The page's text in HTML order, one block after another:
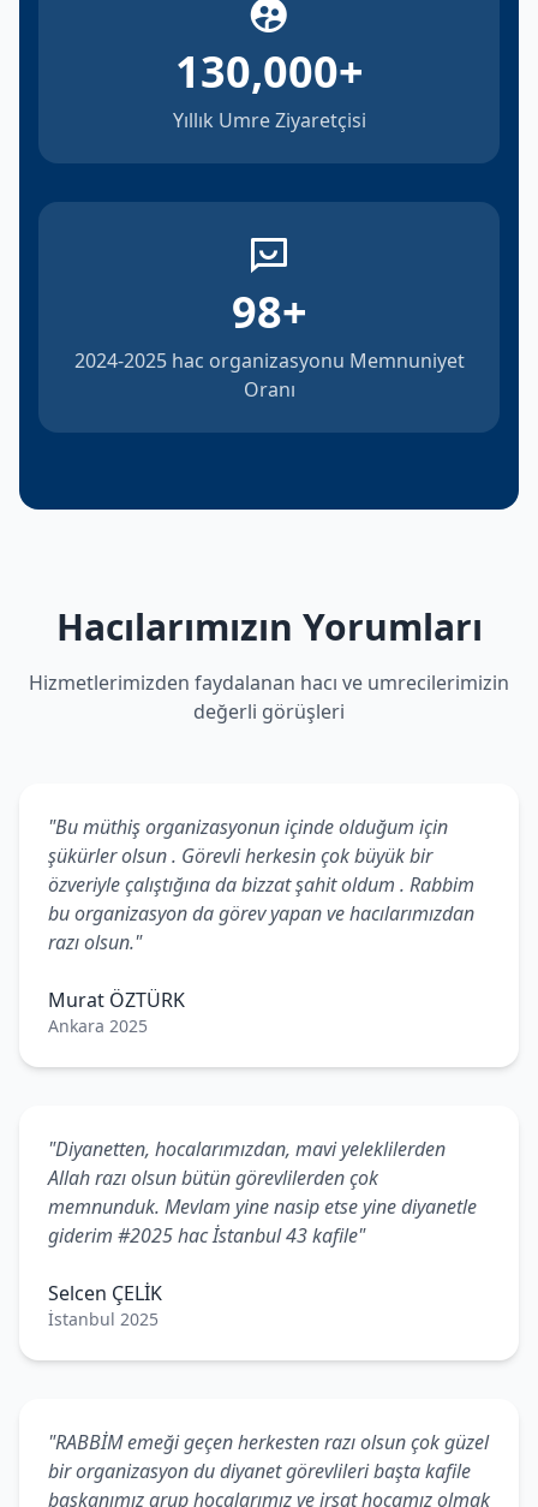
130,000+
Yıllık Umre Ziyaretçisi
98+
2024-2025 hac organizasyonu Memnuniyet
Oranı
Hacılarımızın Yorumları
Hizmetlerimizden faydalanan hacı ve umrecilerimizin
değerli görüşleri
"Bu müthiş organizasyonun içinde olduğum için
şükürler olsun . Görevli herkesin çok büyük bir
özveriyle çalıştığına da bizzat şahit oldum . Rabbim
bu organizasyon da görev yapan ve hacılarımızdan
razı olsun."
Murat ÖZTÜRK
Ankara 2025
"Diyanetten, hocalarımızdan, mavi yeleklilerden
Allah razı olsun bütün görevlilerden çok
memnunduk. Mevlam yine nasip etse yine diyanetle
giderim #2025 hac İstanbul 43 kafile"
Selcen ÇELİK
İstanbul 2025
"RABBİM emeği geçen herkesten razı olsun çok güzel
bir organizasyon du diyanet görevlileri başta kafile
başkanımız grup hocalarımız ve irşat hocamız olmak